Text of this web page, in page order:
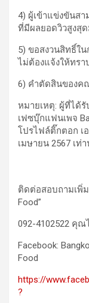
4) ผู้เข้าแข่งขันส
ที่มีผลยอดวิวสูงสุ
5) ขอสงวนสิทธิ์ใน
ไม่ต้องแจ้งให้ทรา
6) คำตัดสินของค
หมายเหตุ: ผู้ที่ได้รั
เฟซบุ๊กแฟนเพจ
โปรไฟล์ติ๊กตอก เ
เมษายน 2567 เท่
ติดต่อสอบถามเพิ่ม
Food”
092-4102522 คุ
Facebook:
Food
https://
?